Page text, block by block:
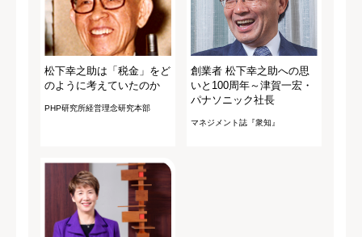
松下幸之助は「税金」をど
のように考えていたのか
PHP研究所経営理念研究本部
創業者 松下幸之助への思
いと100周年～津賀一宏・
パナソニック社長
マネジメント誌『衆知』